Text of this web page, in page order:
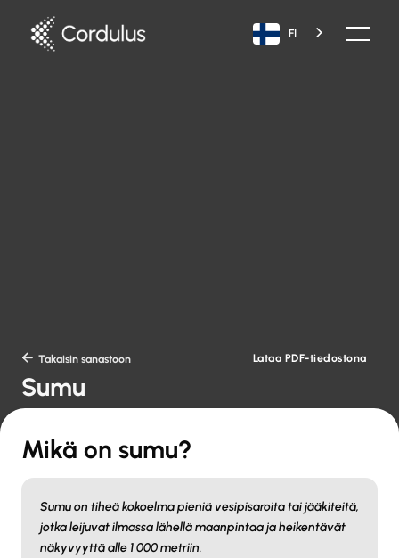
FI
 Takaisin sanastoon Lataa PDF-tiedostona
Sumu
Mikä on sumu?
Sumu on tiheä kokoelma pieniä vesipisaroita tai jääkiteitä,
jotka leijuvat ilmassa lähellä maanpintaa ja heikentävät
näkyvyyttä alle 1 000 metriin.